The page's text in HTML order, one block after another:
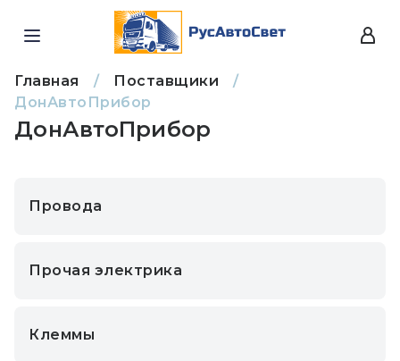
Главная / Поставщики
/
ДонАвтоПрибор
ДонАвтоПрибор
Провода
Прочая электрика
Клеммы